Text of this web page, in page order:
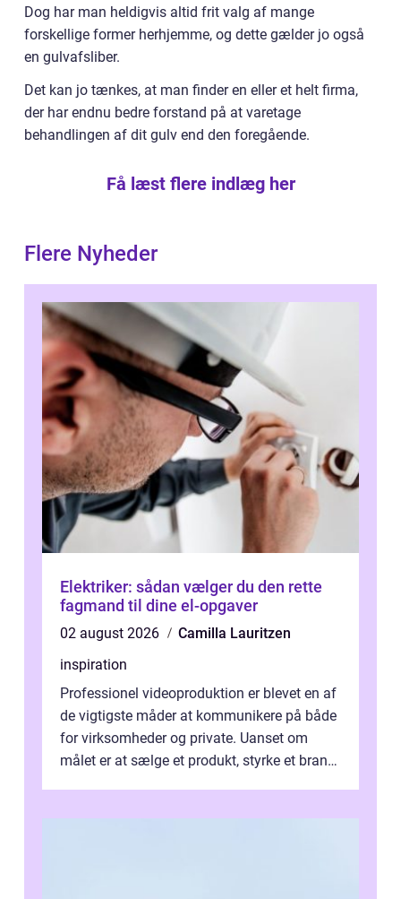
Dog har man heldigvis altid frit valg af mange
forskellige former herhjemme, og dette gælder jo også
en gulvafsliber.
Det kan jo tænkes, at man finder en eller et helt firma,
der har endnu bedre forstand på at varetage
behandlingen af dit gulv end den foregående.
Få læst flere indlæg her
Flere Nyheder
Elektriker: sådan vælger du den rette
fagmand til dine el-opgaver
02 august 2026
Camilla Lauritzen
inspiration
Professionel videoproduktion er blevet en af
de vigtigste måder at kommunikere på både
for virksomheder og private. Uanset om
målet er at sælge et produkt, styrke et brand,